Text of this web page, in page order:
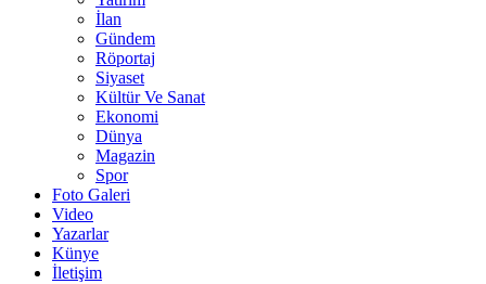
İlan
Gündem
Röportaj
Siyaset
Kültür Ve Sanat
Ekonomi
Dünya
Magazin
Spor
Foto Galeri
Video
Yazarlar
Künye
İletişim